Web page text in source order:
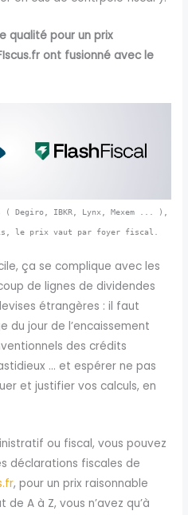
qualité pour un prix
ont fusionné avec le
Degiro, IBKR, Lynx, Mexem ... ),
le prix vaut par foyer fiscal.
ça se complique avec les
de lignes de dividendes
étrangères : il faut
du jour de l’encaissement
des crédits
… et espérer ne pas
et justifier vos calculs, en
ou fiscal, vous pouvez
déclarations fiscales de
, pour un prix raisonnable
A à Z, vous n’avez qu’à